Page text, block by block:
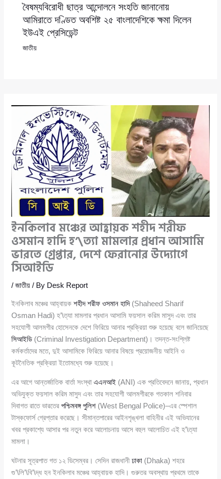
বৈষম্যবিরোধী ছাত্র আন্দোলনে সংহতি জানানোয়
আমিরাতে দণ্ডিত অবশিষ্ট ২৫ বাংলাদেশিকে ক্ষমা দিলেন
ইউএই প্রেসিডেন্ট
জাতীয়
ইনকিলাব মঞ্চের আহ্বায়ক শহীদ শরীফ
ওসমান হাদি হ’\ত্যা মামলার প্রধান আসামি
ভারতে গ্রেপ্তার, দেশে ফেরানোর উদ্যোগে
সিআইডি
/জাতীয় / By Desk Report
ইনকিলাব মঞ্চের আহ্বায়কশহীদ শরীফ ওসমান হাদি(Shaheed Sharif
Osman Hadi) হ’\ত্যা মামলার প্রধান আসামি ফয়সাল করিম মাসুদ এবং তার
সহযোগী আলমগীর হোসেনকে দেশে ফিরিয়ে আনার প্রক্রিয়া শুরু হয়েছে বলে জানিয়েছে
সিআইডি (Criminal Investigation Department)। তদন্ত-সংশ্লিষ্ট
কর্মকর্তাদের মতে, দুই আসামিকে ফিরিয়ে আনার বিষয়ে প্রয়োজনীয় আইনি ও
কূটনৈতিক প্রক্রিয়া ইতোমধ্যে শুরু হয়েছে।
এর আগে আন্তর্জাতিক বার্তা সংস্থাএএনআই (ANI) এক প্রতিবেদনে জানায়, প্রধান
অভিযুক্ত ফয়সাল করিম মাসুদ এবং তার সহযোগী আলমগীরকে গতকাল শনিবার
দিবাগত রাতে ভারতেরপশ্চিমবঙ্গ পুলিশ (West Bengal Police)–এর স্পেশাল
টাস্কফোর্স গ্রেপ্তার করেছে। সীমান্তপারের আইনশৃঙ্খলা বাহিনীর এই অভিযানের
খবর প্রকাশ্যে আসার পর নতুন করে আলোচনায় আসে বহুল আলোচিত এই হ’\ত্যা
মামলা।
ঘটনার সূত্রপাত গত ১২ ডিসেম্বর। সেদিন রাজধানীঢাকা (Dhaka) শহরে
গু’\লি’\বি’\দ্ধ হন ইনকিলাব মঞ্চের আহ্বায়ক হাদি। গুরুতর অবস্থায় প্রথমে তাকে